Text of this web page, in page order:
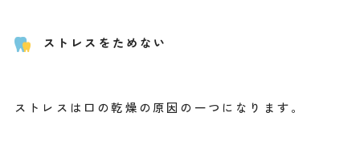
ストレスをためない
ストレスは口の乾燥の原因の一つになります。